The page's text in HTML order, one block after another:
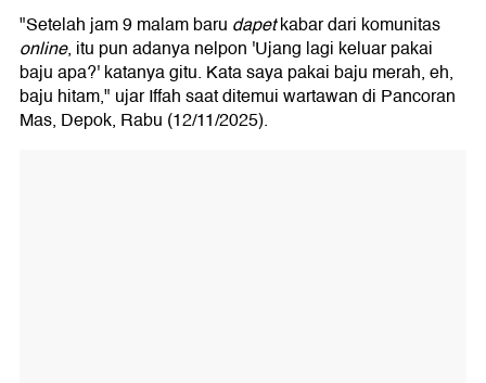
"Setelah jam 9 malam baru dapetkabar dari komunitas
online, itu pun adanya nelpon 'Ujang lagi keluar pakai
baju apa?' katanya gitu. Kata saya pakai baju merah, eh,
baju hitam," ujar Iffah saat ditemui wartawan di Pancoran
Mas, Depok, Rabu (12/11/2025).